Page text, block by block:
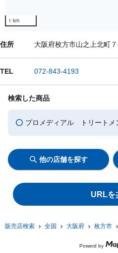
販売店検索 全国 大阪府 枚方市
住所 大阪府枚方市山之上北町７
TEL 072-843-4193
検索した商品
プロメディアル トリートメ
他の店舗を探す
URLを
1 km
Powerd by